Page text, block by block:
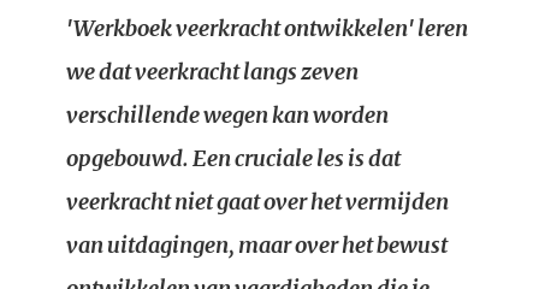
'Werkboek veerkracht ontwikkelen' leren
we dat veerkracht langs zeven
verschillende wegen kan worden
opgebouwd. Een cruciale les is dat
veerkracht niet gaat over het vermijden
van uitdagingen, maar over het bewust